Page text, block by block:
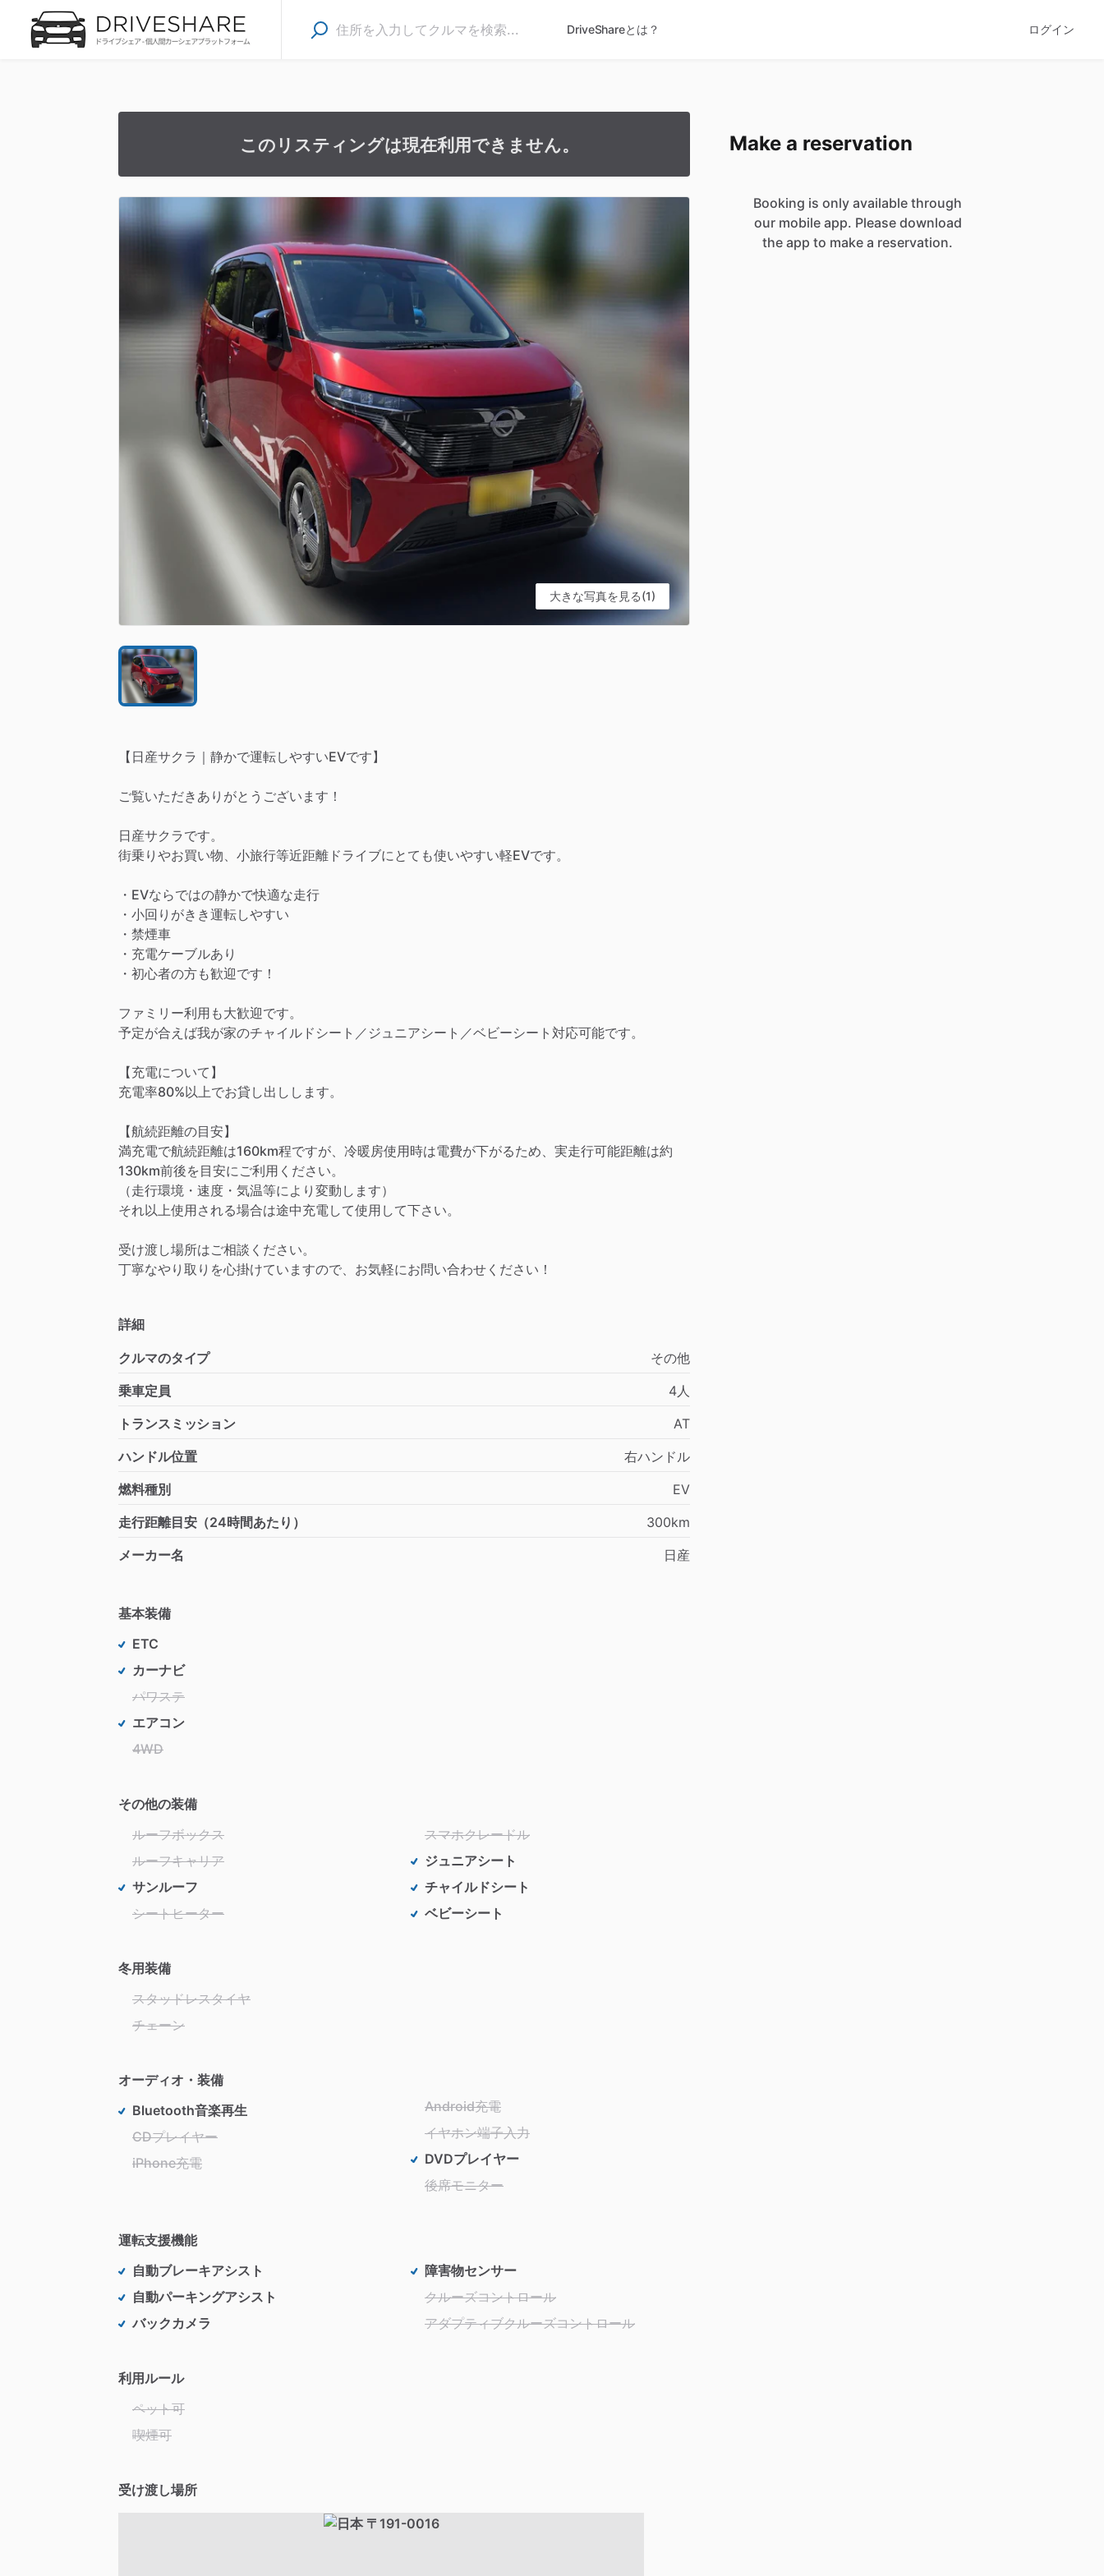
DriveShareとは？ ログイン
このリスティングは現在利用できません。
大きな写真を見る(1)
【日産サクラ｜静かで運転しやすいEVです】
ご覧いただきありがとうございます！
日産サクラです。
街乗りやお買い物、小旅行等近距離ドライブにとても使いやすい軽EVです。
・EVならではの静かで快適な走行
・小回りがきき運転しやすい
・禁煙車
・充電ケーブルあり
・初心者の方も歓迎です！
ファミリー利用も大歓迎です。
予定が合えば我が家のチャイルドシート／ジュニアシート／ベビーシート対応可能です。
【充電について】
充電率80%以上でお貸し出しします。
【航続距離の目安】
満充電で航続距離は160km程ですが、冷暖房使用時は電費が下がるため、実走行可能距離は約
130km前後を目安にご利用ください。
（走行環境・速度・気温等により変動します）
それ以上使用される場合は途中充電して使用して下さい。
受け渡し場所はご相談ください。
丁寧なやり取りを心掛けていますので、お気軽にお問い合わせください！
詳細
クルマのタイプ
その他
乗車定員
4人
トランスミッション
AT
ハンドル位置
右ハンドル
燃料種別
EV
走行距離目安（24時間あたり）
300km
メーカー名
日産
基本装備
ETC
カーナビ
パワステ
エアコン
4WD
その他の装備
ルーフボックス
ルーフキャリア
サンルーフ
シートヒーター
スマホクレードル
ジュニアシート
チャイルドシート
ベビーシート
冬用装備
スタッドレスタイヤ
チェーン
オーディオ・装備
Bluetooth音楽再生
CDプレイヤー
iPhone充電
Android充電
イヤホン端子入力
DVDプレイヤー
後席モニター
運転支援機能
自動ブレーキアシスト
自動パーキングアシスト
バックカメラ
障害物センサー
クルーズコントロール
アダプティブクルーズコントロール
利用ルール
ペット可
喫煙可
受け渡し場所
Make a reservation
Booking is only available through
our mobile app. Please download
the app to make a reservation.